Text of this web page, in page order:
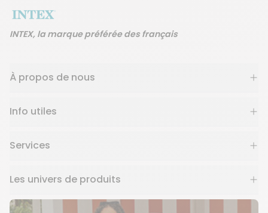
INTEX, la marque préférée des français
À propos de nous
Info utiles
Services
Les univers de produits